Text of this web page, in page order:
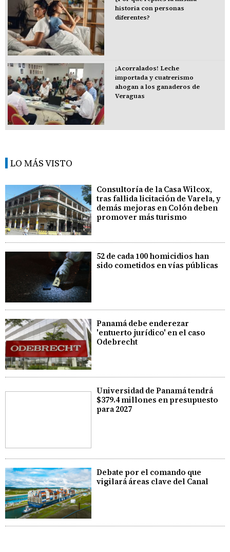
historia con personas
diferentes?
¡Acorralados! Leche
importada y cuatrerismo
ahogan a los ganaderos de
Veraguas
LO MÁS VISTO
Consultoría de la Casa Wilcox,
tras fallida licitación de Varela, y
demás mejoras en Colón deben
promover más turismo
52 de cada 100 homicidios han
sido cometidos en vías públicas
Panamá debe enderezar
'entuerto jurídico' en el caso
Odebrecht
Universidad de Panamá tendrá
$379.4 millones en presupuesto
para 2027
Debate por el comando que
vigilará áreas clave del Canal